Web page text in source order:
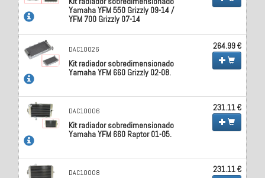
Yamaha YFM 550 Grizzly 09-14 /
YFM 700 Grizzly 07-14
DAC10026
Kit radiador sobredimensionado
Yamaha YFM 660 Grizzly 02-08.
264.99 €
DAC10006
Kit radiador sobredimensionado
Yamaha YFM 660 Raptor 01-05.
231.11 €
DAC10008 231.11 €